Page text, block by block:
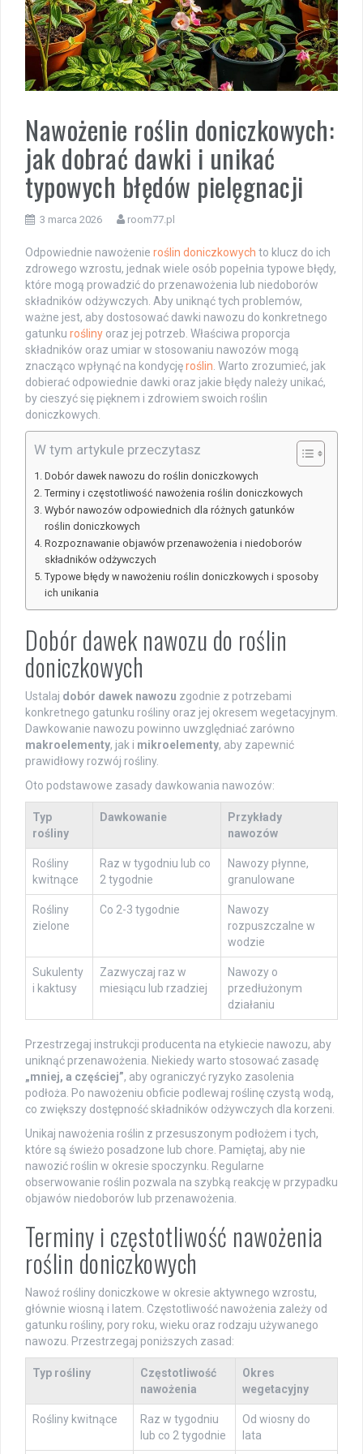
Nawożenie roślin doniczkowych:
jak dobrać dawki i unikać
typowych błędów pielęgnacji
3 marca 2026 room77.pl
Odpowiednie nawożenie roślin doniczkowych to klucz do ich
zdrowego wzrostu, jednak wiele osób popełnia typowe błędy,
które mogą prowadzić do przenawożenia lub niedoborów
składników odżywczych. Aby uniknąć tych problemów,
ważne jest, aby dostosować dawki nawozu do konkretnego
gatunku rośliny oraz jej potrzeb. Właściwa proporcja
składników oraz umiar w stosowaniu nawozów mogą
znacząco wpłynąć na kondycjęroślin. Warto zrozumieć, jak
dobierać odpowiednie dawki oraz jakie błędy należy unikać,
by cieszyć się pięknem i zdrowiem swoich roślin
doniczkowych.
W tym artykule przeczytasz
Dobór dawek nawozu do roślin doniczkowych
Terminy i częstotliwość nawożenia roślin doniczkowych
Wybór nawozów odpowiednich dla różnych gatunków
roślin doniczkowych
Rozpoznawanie objawów przenawożenia i niedoborów
składników odżywczych
Typowe błędy w nawożeniu roślin doniczkowych i sposoby
ich unikania
Dobór dawek nawozu do roślin
doniczkowych
Ustalaj dobór dawek nawozu zgodnie z potrzebami
konkretnego gatunku rośliny oraz jej okresem wegetacyjnym.
Dawkowanie nawozu powinno uwzględniać zarówno
makroelementy, jak i mikroelementy, aby zapewnić
prawidłowy rozwój rośliny.
Oto podstawowe zasady dawkowania nawozów:
Typ
rośliny
Dawkowanie
Przykłady
nawozów
Rośliny
kwitnące
Raz w tygodniu lub co
2 tygodnie
Nawozy płynne,
granulowane
Rośliny
zielone
Co 2-3 tygodnie
Nawozy
rozpuszczalne w
wodzie
Sukulenty
i kaktusy
Zazwyczaj raz w
miesiącu lub rzadziej
Nawozy o
przedłużonym
działaniu
Przestrzegaj instrukcji producenta na etykiecie nawozu, aby
uniknąć przenawożenia. Niekiedy warto stosować zasadę
„mniej, a częściej”, aby ograniczyć ryzyko zasolenia
podłoża. Po nawożeniu obficie podlewaj roślinę czystą wodą,
co zwiększy dostępność składników odżywczych dla korzeni.
Unikaj nawożenia roślin z przesuszonym podłożem i tych,
które są świeżo posadzone lub chore. Pamiętaj, aby nie
nawozić roślin w okresie spoczynku. Regularne
obserwowanie roślin pozwala na szybką reakcję w przypadku
objawów niedoborów lub przenawożenia.
Terminy i częstotliwość nawożenia
roślin doniczkowych
Nawoź rośliny doniczkowe w okresie aktywnego wzrostu,
głównie wiosną i latem. Częstotliwość nawożenia zależy od
gatunku rośliny, pory roku, wieku oraz rodzaju używanego
nawozu. Przestrzegaj poniższych zasad:
Typ rośliny
Częstotliwość
nawożenia
Okres
wegetacyjny
Rośliny kwitnące
Raz w tygodniu
lub co 2 tygodnie
Od wiosny do
lata